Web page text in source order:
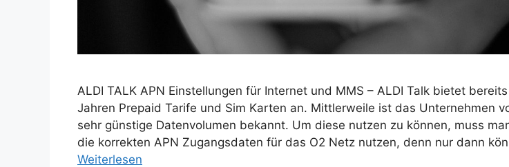
ALDI TALK APN Einstellungen für Internet und MMS – ALDI Talk bietet
Jahren Prepaid Tarife und Sim Karten an. Mittlerweile ist das Unternehmen
sehr günstige Datenvolumen bekannt. Um diese nutzen zu können, muss
die korrekten APN Zugangsdaten für das O2 Netz nutzen, denn nur dann
Weiterlesen